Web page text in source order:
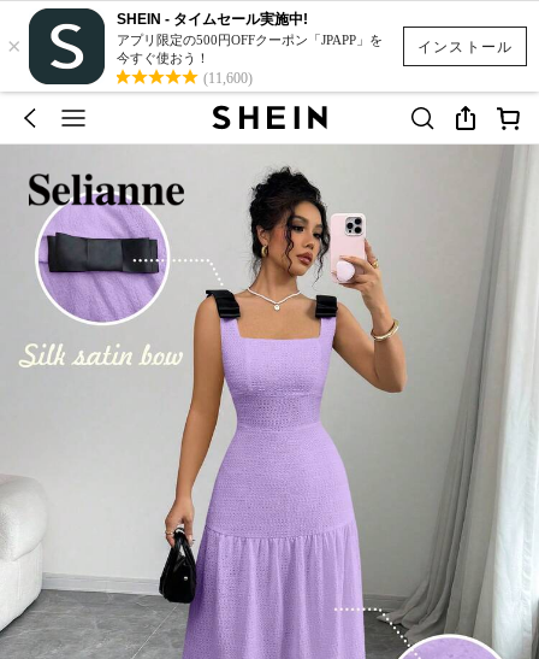
インストール
×
SHEIN - タイムセール実施中!
アプリ限定の500円OFFクーポン「JPAPP」を
今すぐ使おう！
(11,600)